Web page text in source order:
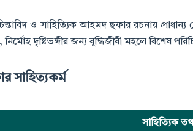
ও সাহিত্যিক আহমদ ছফার রচনায় প্রাধান্য
নির্মোহ দৃষ্টিভঙ্গীর জন্য বুদ্ধিজীবী মহলে বিশেষ
সাহিত্যকর্ম
সাহিত্যিক